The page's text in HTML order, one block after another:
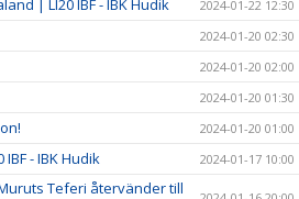
2024-01-22 12:30
2024-01-20 02:30
2024-01-20 02:00
2024-01-20 01:30
2024-01-20 01:00
- IBK Hudik 2024-01-17 10:00
Teferi återvänder till